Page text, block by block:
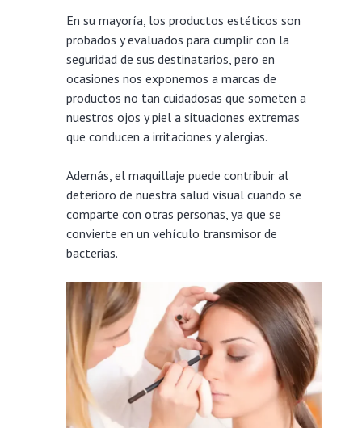
En su mayoría, los productos estéticos son
probados y evaluados para cumplir con la
seguridad de sus destinatarios, pero en
ocasiones nos exponemos a marcas de
productos no tan cuidadosas que someten a
nuestros ojos y piel a situaciones extremas
que conducen a irritaciones y alergias.
Además, el maquillaje puede contribuir al
deterioro de nuestra salud visual cuando se
comparte con otras personas, ya que se
convierte en un vehículo transmisor de
bacterias.